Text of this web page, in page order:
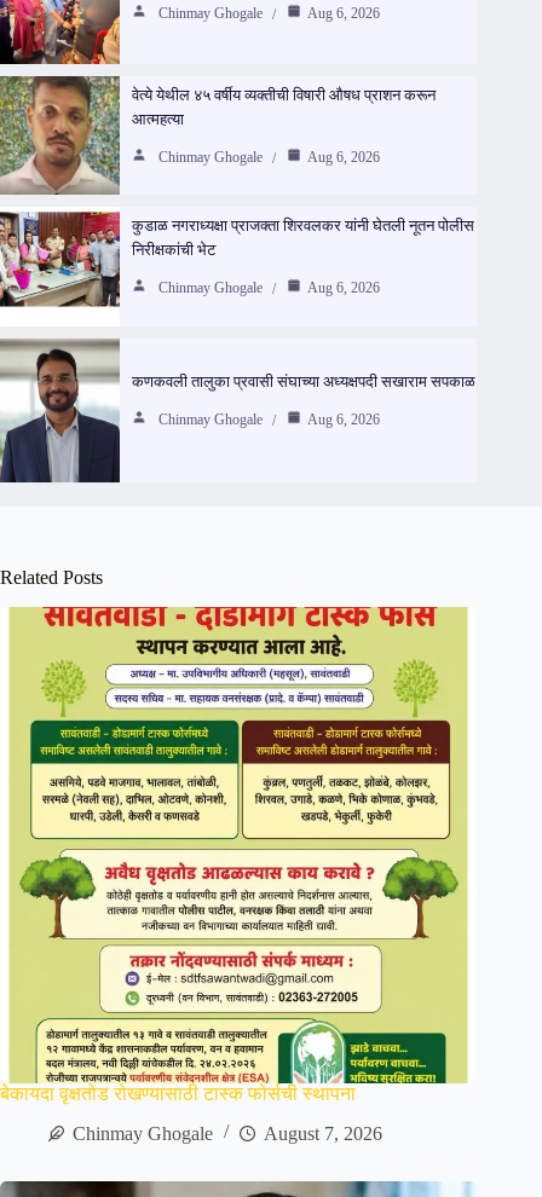
Chinmay Ghogale Aug 6, 2026
वेत्ये येथील ४५ वर्षीय व्यक्तीची विषारी औषध प्राशन करून
आत्महत्या
Chinmay Ghogale Aug 6, 2026
कुडाळ नगराध्यक्षा प्राजक्ता शिरवलकर यांनी घेतली नूतन पोलीस
निरीक्षकांची भेट
Chinmay Ghogale Aug 6, 2026
कणकवली तालुका प्रवासी संघाच्या अध्यक्षपदी सखाराम सपकाळ
Chinmay Ghogale Aug 6, 2026
Related Posts
बेकायदा वृक्षतोड रोखण्यासाठी टास्क फोर्सची स्थापना
Chinmay Ghogale
August 7, 2026